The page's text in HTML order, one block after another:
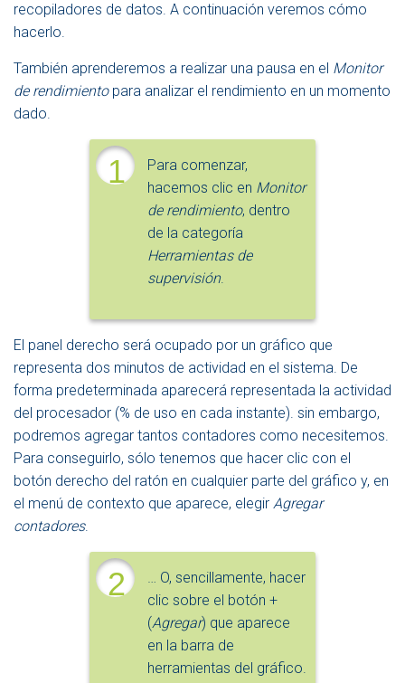
recopiladores de datos. A continuación veremos cómo
hacerlo.
También aprenderemos a realizar una pausa en el Monitor
de rendimientopara analizar el rendimiento en un momento
dado.
1
Para comenzar,
hacemos clic en Monitor
de rendimiento, dentro
de la categoría
Herramientas de
supervisión.
El panel derecho será ocupado por un gráfico que
representa dos minutos de actividad en el sistema. De
forma predeterminada aparecerá representada la actividad
del procesador (% de uso en cada instante). sin embargo,
podremos agregar tantos contadores como necesitemos.
Para conseguirlo, sólo tenemos que hacer clic con el
botón derecho del ratón en cualquier parte del gráfico y, en
el menú de contexto que aparece, elegir Agregar
contadores.
2
… O, sencillamente, hacer
clic sobre el botón +
(Agregar) que aparece
en la barra de
herramientas del gráfico.